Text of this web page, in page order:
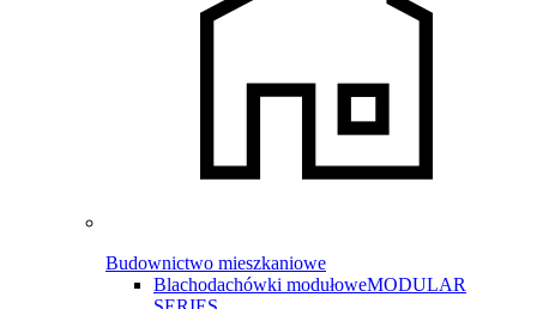
Budownictwo mieszkaniowe
Blachodachówki modułoweMODULAR